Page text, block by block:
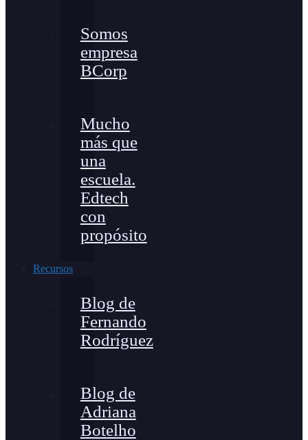
Somos
empresa
BCorp
Mucho
más que
una
escuela.
Edtech
con
propósito
Recursos
Blog de
Fernando
Rodríguez
Blog de
Adriana
Botelho